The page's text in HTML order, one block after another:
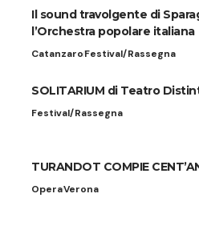
Il sound travolgente di
l’Orchestra popolare italiana
CatanzaroFestival/Rassegna
SOLITARIUM di Teatro
Festival/Rassegna
TURANDOT COMPIE
OperaVerona